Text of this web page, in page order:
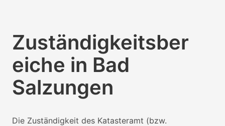
Zuständigkeitsber
eiche in Bad
Salzungen
Die Zuständigkeit des Katasteramt (bzw.